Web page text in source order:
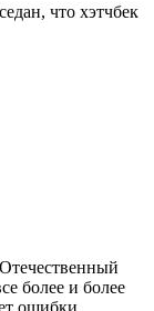
что хэтчбек
Отечественный
более и более